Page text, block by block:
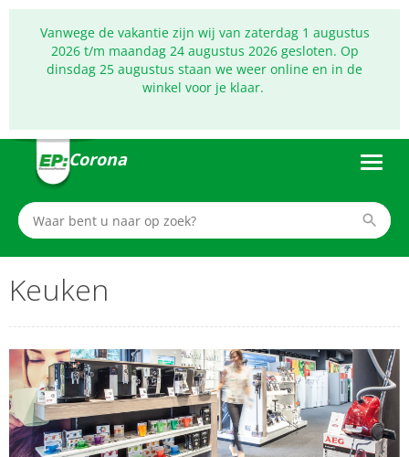
Vanwege de vakantie zijn wij van zaterdag 1 augustus
2026 t/m maandag 24 augustus 2026 gesloten. Op
dinsdag 25 augustus staan we weer online en in de
winkel voor je klaar.
Corona
Keuken